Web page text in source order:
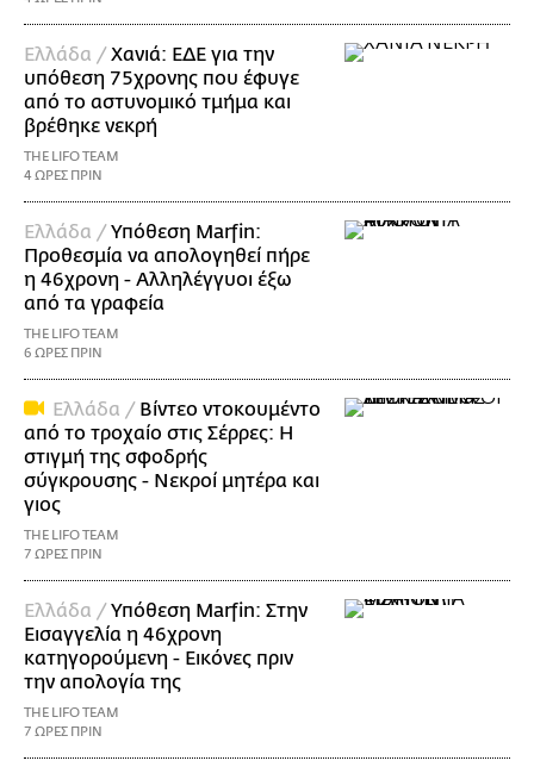
Ελλάδα /Χανιά: ΕΔΕ για την
υπόθεση 75χρονης που έφυγε
από το αστυνομικό τμήμα και
βρέθηκε νεκρή
THE LIFO TEAM
4 ΩΡΕΣ ΠΡΙΝ
Ελλάδα /Υπόθεση Marfin:
Προθεσμία να απολογηθεί πήρε
η 46χρονη - Αλληλέγγυοι έξω
από τα γραφεία
THE LIFO TEAM
6 ΩΡΕΣ ΠΡΙΝ
Ελλάδα / Βίντεο ντοκουμέντο
από το τροχαίο στις Σέρρες: Η
στιγμή της σφοδρής
σύγκρουσης - Νεκροί μητέρα και
γιος
THE LIFO TEAM
7 ΩΡΕΣ ΠΡΙΝ
Ελλάδα /Υπόθεση Marfin: Στην
Εισαγγελία η 46χρονη
κατηγορούμενη - Εικόνες πριν
την απολογία της
THE LIFO TEAM
7 ΩΡΕΣ ΠΡΙΝ